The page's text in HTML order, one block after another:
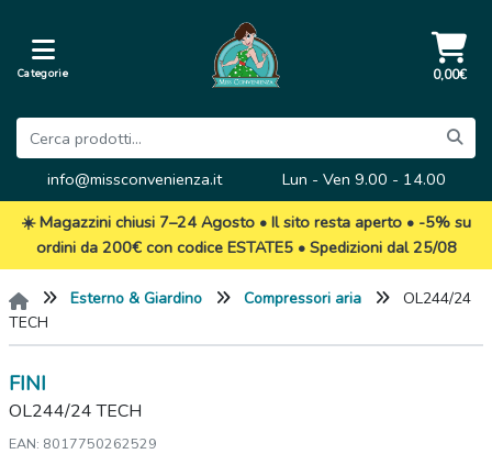
Categorie 0,00€
info@missconvenienza.it
Lun - Ven 9.00 - 14.00
☀️ Magazzini chiusi 7–24 Agosto • Il sito resta aperto • -5% su
ordini da 200€ con codice ESTATE5 • Spedizioni dal 25/08
Esterno & Giardino Compressori aria
OL244/24
TECH
FINI
OL244/24 TECH
EAN: 8017750262529